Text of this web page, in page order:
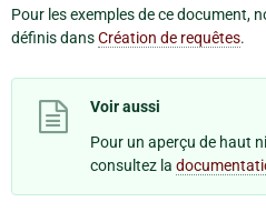
Pour les exemples de ce document,
définis dansCréation de requêtes.
Voir aussi
Pour un aperçu de haut
consultez la